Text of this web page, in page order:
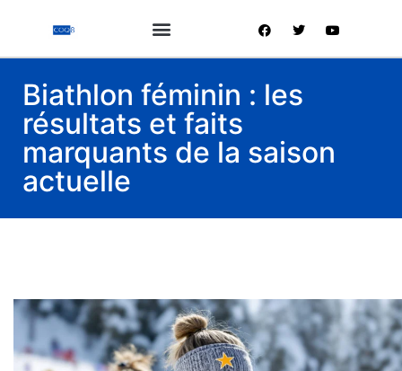
Biathlon féminin : les
résultats et faits
marquants de la saison
actuelle